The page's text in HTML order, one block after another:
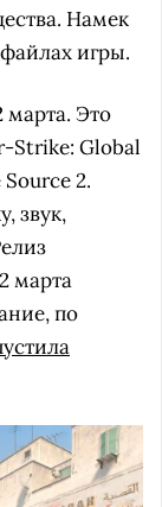
Намек
игры.
марта. Это
Strike: Global
2.
звук,
марта
по